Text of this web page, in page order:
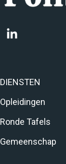
DIENSTEN
Opleidingen
Ronde Tafels
Gemeenschap